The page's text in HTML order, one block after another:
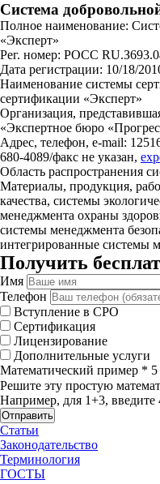
Система
Полное наименование:
«Эксперт»
Рег. номер: РОСС
Дата регистрации: 10/18/
Наименование системы
сертификации «Эксперт»
Организация,
«Экспертное бюро
Адрес, телефон, e-mail:
680-4089/факс не указан,
Область распространения
Материалы, продукция,
качества, системы
менеджмента охраны
системы менеджмента
интегрированные системы
Получить
Имя
Телефон
Вступление в СРО
Сертификация
Лицензирование
Дополнительные услуги
Математический пример *
Решите эту простую
Например, для 1+3, введите
Отправить
Статьи
Законодательство
Терминология
ГОСТЫ